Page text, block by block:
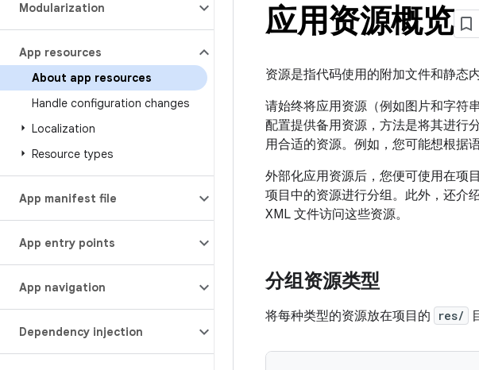
Modularization
App resources
About app resources
Handle configuration changes
Localization
Resource types
App manifest file
App entry points
App navigation
Dependency injection
应用资源概览
资源是指代码使用的附加文件和静态
请始终将应用资源（例如图片和字符
配置提供备用资源，方法是将其进行
用合适的资源。例如，您可能想根据
外部化应用资源后，您便可使用在项
项目中的资源进行分组。此外，还介
XML 文件访问这些资源。
分组资源类型
将每种类型的资源放在项目的 res/